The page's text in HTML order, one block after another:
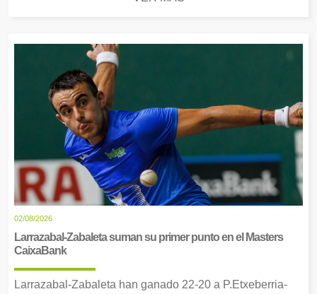
02/08/2026
Larrazabal-Zabaleta suman su primer punto en el Masters
CaixaBank
Larrazabal-Zabaleta han ganado 22-20 a P.Etxeberria-